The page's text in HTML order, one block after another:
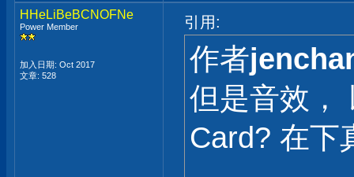
HHeLiBeBCNOFNe
Power Member
加入日期: Oct 2017
文章: 528
引用:
作者
但是音效，
Card? 在下